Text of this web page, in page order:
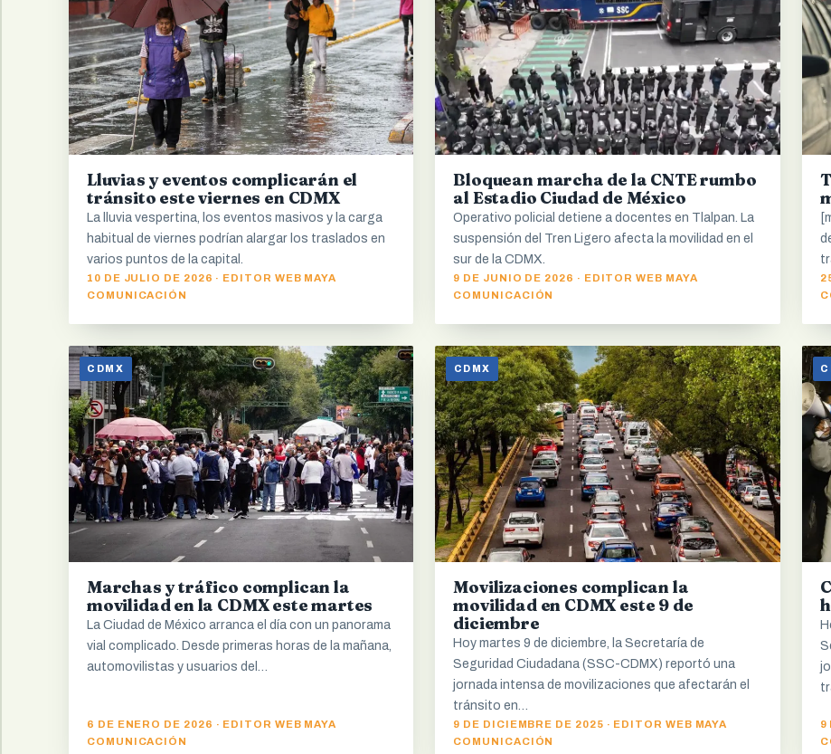
Lluvias y eventos complicarán el
tránsito este viernes en CDMX
La lluvia vespertina, los eventos masivos y la carga
habitual de viernes podrían alargar los traslados en
varios puntos de la capital.
10 DE JULIO DE 2026 · EDITOR WEB MAYA
COMUNICACIÓN
Bloquean marcha de la CNTE rumbo
al Estadio Ciudad de México
Operativo policial detiene a docentes en Tlalpan. La
suspensión del Tren Ligero afecta la movilidad en el
sur de la CDMX.
9 DE JUNIO DE 2026 · EDITOR WEB MAYA
COMUNICACIÓN
CDMX
Marchas y tráfico complican la
movilidad en la CDMX este martes
La Ciudad de México arranca el día con un panorama
vial complicado. Desde primeras horas de la mañana,
automovilistas y usuarios del…
6 DE ENERO DE 2026 · EDITOR WEB MAYA
COMUNICACIÓN
CDMX
Movilizaciones complican la
movilidad en CDMX este 9 de
diciembre
Hoy martes 9 de diciembre, la Secretaría de
Seguridad Ciudadana (SSC-CDMX) reportó una
jornada intensa de movilizaciones que afectarán el
tránsito en…
9 DE DICIEMBRE DE 2025 · EDITOR WEB MAYA
COMUNICACIÓN
9